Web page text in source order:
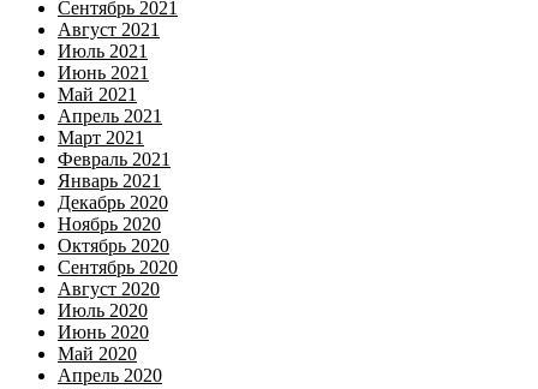
Сентябрь 2021
Август 2021
Июль 2021
Июнь 2021
Май 2021
Апрель 2021
Март 2021
Февраль 2021
Январь 2021
Декабрь 2020
Ноябрь 2020
Октябрь 2020
Сентябрь 2020
Август 2020
Июль 2020
Июнь 2020
Май 2020
Апрель 2020